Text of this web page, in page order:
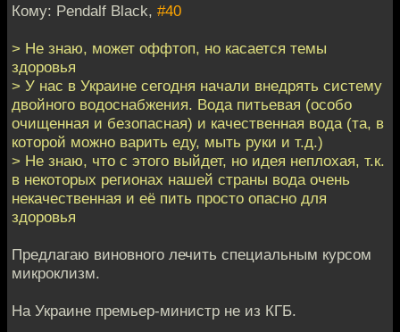
Кому: Pendalf Black, #40
> Не знаю, может оффтоп, но касается темы
здоровья
> У нас в Украине сегодня начали внедрять систему
двойного водоснабжения. Вода питьевая (особо
очищенная и безопасная) и качественная вода (та, в
которой можно варить еду, мыть руки и т.д.)
> Не знаю, что с этого выйдет, но идея неплохая, т.к.
в некоторых регионах нашей страны вода очень
некачественная и её пить просто опасно для
здоровья
Предлагаю виновного лечить специальным курсом
микроклизм.
На Украине премьер-министр не из КГБ.